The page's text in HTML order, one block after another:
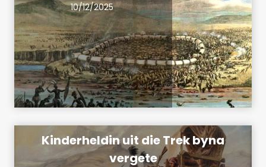
10/12/2025
Kinderheldin uit die Trek byna
vergete